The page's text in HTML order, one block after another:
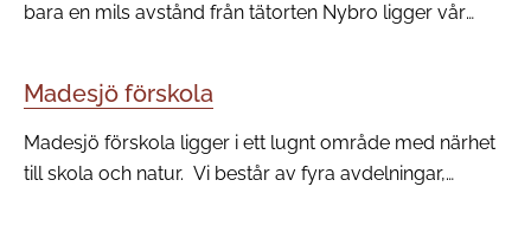
bara en mils avstånd från tätorten Nybro ligger vår
4–5 års grupp.
Madesjö förskola
Madesjö förskola ligger i ett lugnt område med närhet
till skola och natur. Vi består av fyra avdelningar,